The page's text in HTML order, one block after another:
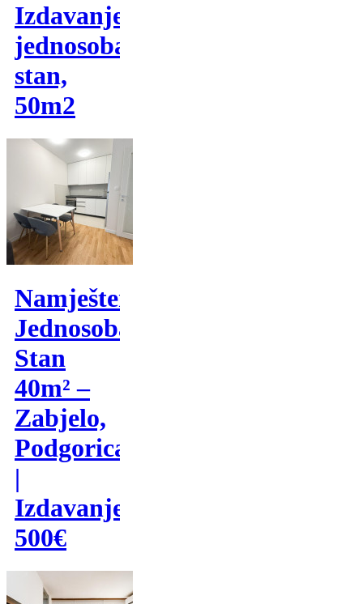
Izdavanje,
jednosoban
stan,
50m2
Namješten
Jednosoban
Stan
40m² –
Zabjelo,
Podgorica
|
Izdavanje
500€